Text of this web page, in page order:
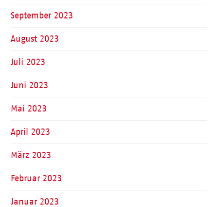
September 2023
August 2023
Juli 2023
Juni 2023
Mai 2023
April 2023
März 2023
Februar 2023
Januar 2023